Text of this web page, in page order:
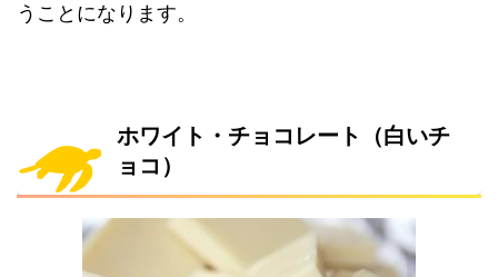
うことになります。
ホワイト・チョコレート（白いチ
ョコ）